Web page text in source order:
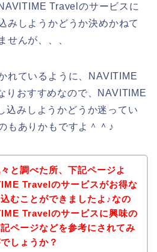
Travelのサービスに
みしようかどうか決めかねて
せんが、、、
れているように、NAVITIME
りおすすめなので、NAVITIME
込みしようかどうか迷ってい
もありかもですよ＾＾♪
と調べた所、下記ページよ
Travelのサービスがお得な
むことができましたよ♪なの
Travelのサービスに興味の
ページなどを参考にされてみ
しょうか？